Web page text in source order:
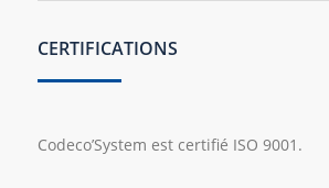
CERTIFICATIONS
Codeco’System est certifié ISO 9001.